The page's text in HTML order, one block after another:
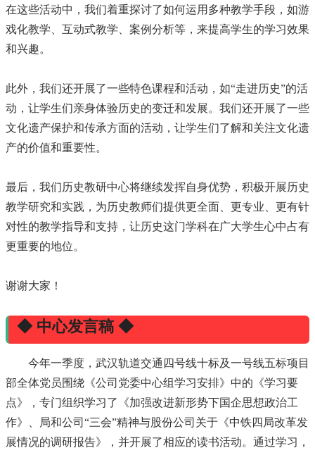
在这些活动中，我们着重探讨了如何运用多种教学手段，如游
戏化教学、互动式教学、案例分析等，来提高学生的学习效果
和兴趣。
此外，我们还开展了一些特色课程和活动，如“走进历史”的活
动，让学生们亲身体验历史的变迁和发展。我们还开展了一些
文化遗产保护和传承方面的活动，让学生们了解和关注文化遗
产的价值和重要性。
最后，我们历史教研中心将继续发挥自身优势，积极开展历史
教学研究和实践，为历史教师们提供更全面、更专业、更有针
对性的教学指导和支持，让历史这门学科在广大学生心中占有
更重要的地位。
谢谢大家！
◆ 中心发言稿 ◆
今年一季度，武汉轨道交通四号线十标及一号线五标项目
部全体党员围绕《公司党委中心组学习安排》中的《学习要
点》，专门组织学习了《加强改进新形势下国企思想政治工
作》、局和公司“三会”精神与股份公司关于《中铁四局改革发
展情况的调研报告》，并开展了相应的读书活动。通过学习，